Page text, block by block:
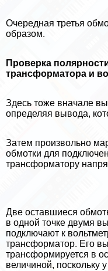
Очередная третья
образом.
Проверка
трaнcформатора и
Здесь тоже вначале
определяя вывода,
Затем произвольно
обмотки для
трaнcформатору
Две оставшиеся
в одной точке двумя
подключают к
трaнcформатор. Его
трaнcформируется в
величиной, поскольку